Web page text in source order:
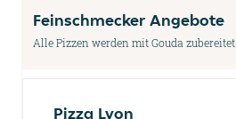
Feinschmecker Angebote
Alle Pizzen werden mit Gouda zubereitet.
Pizza Lyon